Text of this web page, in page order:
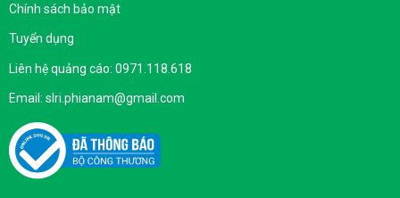
Chính sách bảo mật
Tuyển dụng
Liên hệ quảng cáo: 0971.118.618
Email: slri.phianam@gmail.com